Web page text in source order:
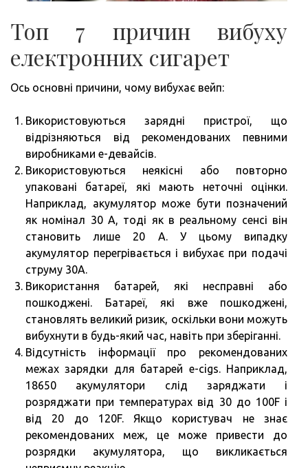
Топ 7 причин вибуху
електронних сигарет
Ось основні причини, чому вибухає вейп:
Використовуються зарядні пристрої, що
відрізняються від рекомендованих певними
виробниками е-девайсів.
Використовуються неякісні або повторно
упаковані батареї, які мають неточні оцінки.
Наприклад, акумулятор може бути позначений
як номінал 30 А, тоді як в реальному сенсі він
становить лише 20 А. У цьому випадку
акумулятор перегрівається і вибухає при подачі
струму 30А.
Використання батарей, які несправні або
пошкоджені. Батареї, які вже пошкоджені,
становлять великий ризик, оскільки вони можуть
вибухнути в будь-який час, навіть при зберіганні.
Відсутність інформації про рекомендованих
межах зарядки для батарей e-cigs. Наприклад,
18650 акумулятори слід заряджати і
розряджати при температурах від 30 до 100F і
від 20 до 120F. Якщо користувач не знає
рекомендованих меж, це може привести до
розрядки акумулятора, що викликається